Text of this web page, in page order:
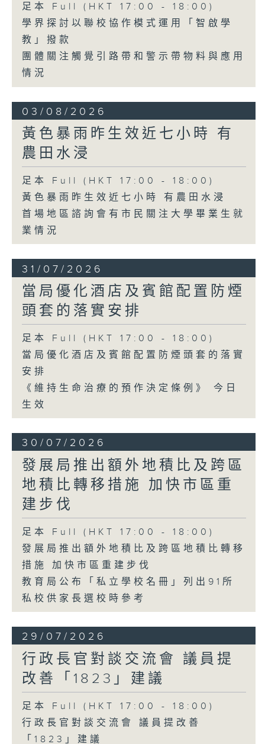
足本 Full (HKT 17:00 - 18:00)
學界探討以聯校協作模式運用「智啟學
教」撥款
團體關注觸覺引路帶和警示帶物料與應用
情況
03/08/2026
黃色暴雨昨生效近七小時 有
農田水浸
足本 Full (HKT 17:00 - 18:00)
黃色暴雨昨生效近七小時 有農田水浸
首場地區諮詢會有市民關注大學畢業生就
業情況
31/07/2026
當局優化酒店及賓館配置防煙
頭套的落實安排
足本 Full (HKT 17:00 - 18:00)
當局優化酒店及賓館配置防煙頭套的落實
安排
《維持生命治療的預作決定條例》 今日
生效
30/07/2026
發展局推出額外地積比及跨區
地積比轉移措施 加快市區重
建步伐
足本 Full (HKT 17:00 - 18:00)
發展局推出額外地積比及跨區地積比轉移
措施 加快市區重建步伐
教育局公布「私立學校名冊」列出91所
私校供家長選校時參考
29/07/2026
行政長官對談交流會 議員提
改善「1823」建議
足本 Full (HKT 17:00 - 18:00)
行政長官對談交流會 議員提改善
「1823」建議